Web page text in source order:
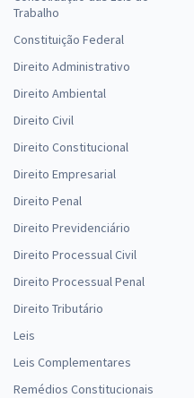
Trabalho
Constituição Federal
Direito Administrativo
Direito Ambiental
Direito Civil
Direito Constitucional
Direito Empresarial
Direito Penal
Direito Previdenciário
Direito Processual Civil
Direito Processual Penal
Direito Tributário
Leis
Leis Complementares
Remédios Constitucionais